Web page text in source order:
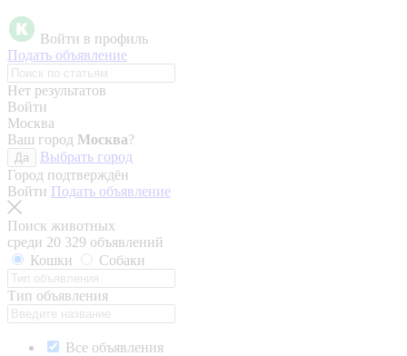
Войти в профиль
Подать объявление
Нет результатов
Войти
Москва
Ваш город Москва?
Да
Выбрать город
Город подтверждён
Войти Подать объявление
Поиск животных
среди 20 329 объявлений
Кошки
Собаки
Тип объявления
Все объявления